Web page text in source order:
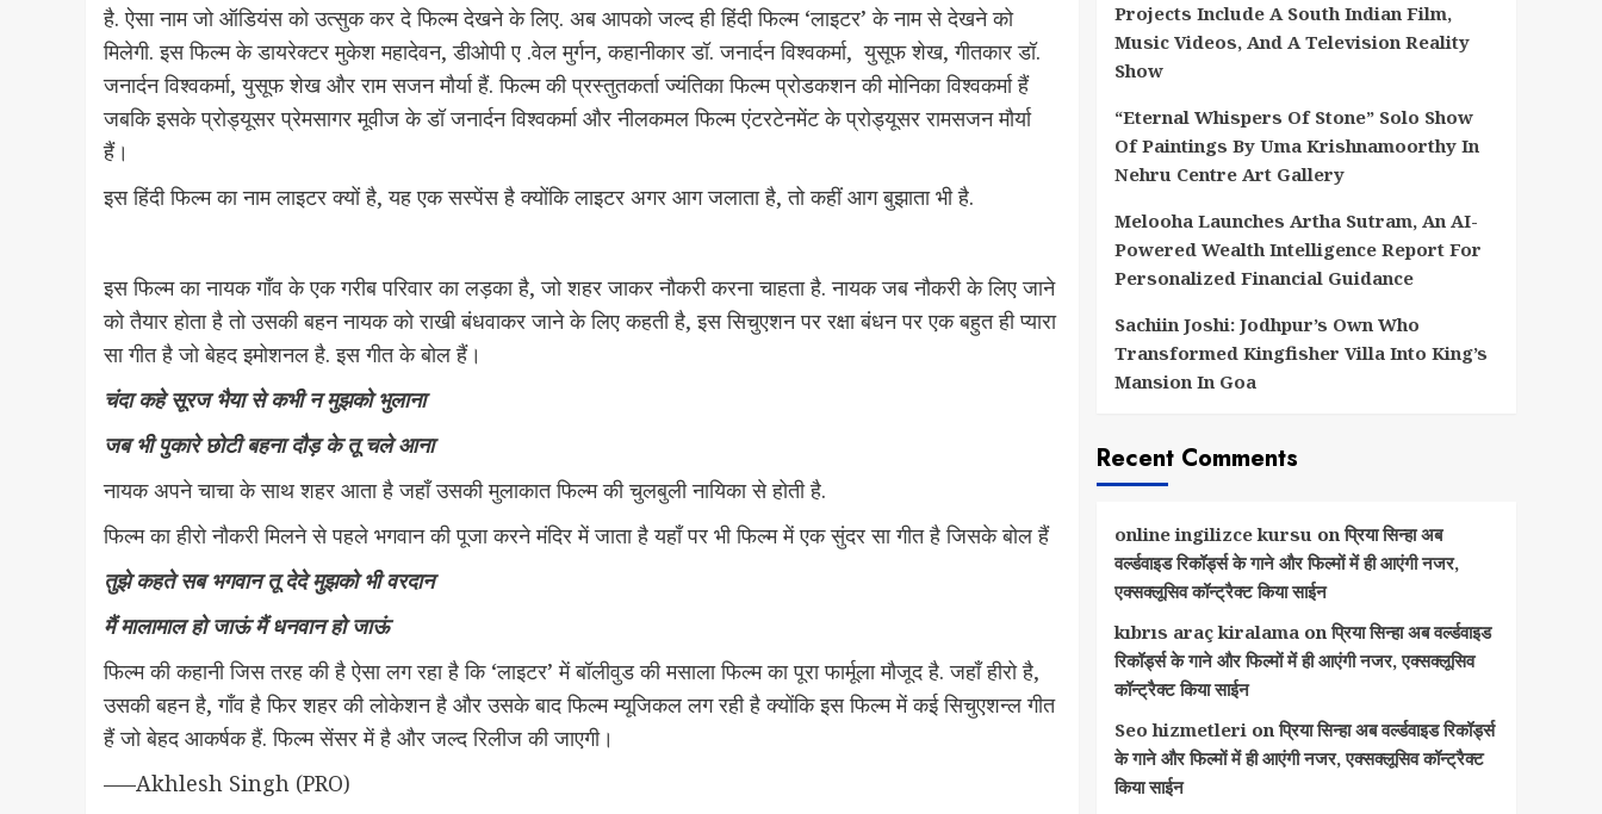
है. ऐसा नाम जो ऑडियंस को उत्सुक कर दे फिल्म देखने के लिए. अब आपको जल्द ही हिंदी फिल्म ‘लाइटर’ के नाम से देखने को
मिलेगी. इस फिल्म के डायरेक्टर मुकेश महादेवन, डीओपी ए .वेल मुर्गन, कहानीकार डॉ. जनार्दन विश्वकर्मा, युसूफ शेख, गीतकार डॉ.
जनार्दन विश्वकर्मा, युसूफ शेख और राम सजन मौर्या हैं. फिल्म की प्रस्तुतकर्ता ज्यंतिका फिल्म प्रोडकशन की मोनिका विश्वकर्मा हैं
जबकि इसके प्रोड्यूसर प्रेमसागर मूवीज के डॉ जनार्दन विश्वकर्मा और नीलकमल फिल्म एंटरटेनमेंट के प्रोड्यूसर रामसजन मौर्या
हैं।
इस हिंदी फिल्म का नाम लाइटर क्यों है, यह एक सस्पेंस है क्योंकि लाइटर अगर आग जलाता है, तो कहीं आग बुझाता भी है.
इस फिल्म का नायक गाँव के एक गरीब परिवार का लड़का है, जो शहर जाकर नौकरी करना चाहता है. नायक जब नौकरी के लिए जाने
को तैयार होता है तो उसकी बहन नायक को राखी बंधवाकर जाने के लिए कहती है, इस सिचुएशन पर रक्षा बंधन पर एक बहुत ही प्यारा
सा गीत है जो बेहद इमोशनल है. इस गीत के बोल हैं।
चंदा कहे सूरज भैया से कभी न मुझको भुलाना
जब भी पुकारे छोटी बहना दौड़ के तू चले आना
नायक अपने चाचा के साथ शहर आता है जहाँ उसकी मुलाकात फिल्म की चुलबुली नायिका से होती है.
फिल्म का हीरो नौकरी मिलने से पहले भगवान की पूजा करने मंदिर में जाता है यहाँ पर भी फिल्म में एक सुंदर सा गीत है जिसके बोल हैं
तुझे कहते सब भगवान तू देदे मुझको भी वरदान
मैं मालामाल हो जाऊं मैं धनवान हो जाऊं
फिल्म की कहानी जिस तरह की है ऐसा लग रहा है कि ‘लाइटर’ में बॉलीवुड की मसाला फिल्म का पूरा फार्मूला मौजूद है. जहाँ हीरो है,
उसकी बहन है, गाँव है फिर शहर की लोकेशन है और उसके बाद फिल्म म्यूजिकल लग रही है क्योंकि इस फिल्म में कई सिचुएशन्ल गीत
हैं जो बेहद आकर्षक हैं. फिल्म सेंसर में है और जल्द रिलीज की जाएगी।
—–Akhlesh Singh (PRO)
Projects Include A South Indian Film,
Music Videos, And A Television Reality
Show
“Eternal Whispers Of Stone” Solo Show
Of Paintings By Uma Krishnamoorthy In
Nehru Centre Art Gallery
Melooha Launches Artha Sutram, An AI-
Powered Wealth Intelligence Report For
Personalized Financial Guidance
Sachiin Joshi: Jodhpur’s Own Who
Transformed Kingfisher Villa Into King’s
Mansion In Goa
Recent Comments
online ingilizce kursu onप्रिया सिन्हा अब
वर्ल्डवाइड रिकॉर्ड्स के गाने और फिल्मों में ही आएंगी नजर,
एक्सक्लूसिव कॉन्ट्रैक्ट किया साईन
kıbrıs araç kiralamaonप्रिया सिन्हा अब वर्ल्डवाइड
रिकॉर्ड्स के गाने और फिल्मों में ही आएंगी नजर, एक्सक्लूसिव
कॉन्ट्रैक्ट किया साईन
Seo hizmetlerionप्रिया सिन्हा अब वर्ल्डवाइड रिकॉर्ड्स
के गाने और फिल्मों में ही आएंगी नजर, एक्सक्लूसिव कॉन्ट्रैक्ट
किया साईन